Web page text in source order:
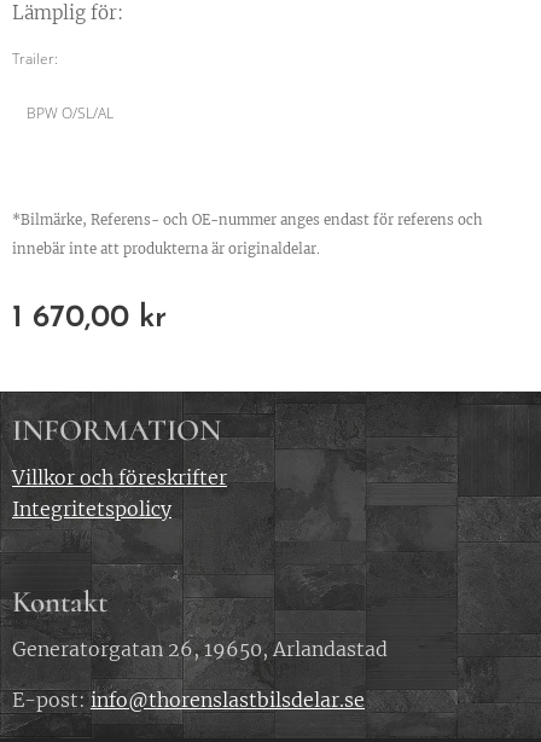
Lämplig för:
Trailer:
BPW O/SL/AL
*Bilmärke, Referens- och OE-nummer anges endast för referens och
innebär inte att produkterna är originaldelar.
1 670,00 kr
INFORMATION
Villkor och föreskrifter
Integritetspolicy
Kontakt
Generatorgatan 26, 19650, Arlandastad
E-post: info@thorenslastbilsdelar.se